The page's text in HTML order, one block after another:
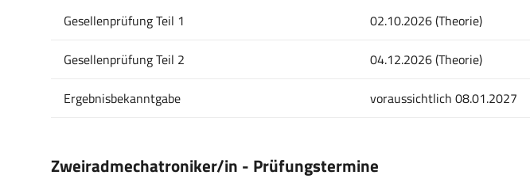
Gesellenprüfung Teil 1 02.10.2026 (Theorie)
Gesellenprüfung Teil 2 04.12.2026 (Theorie)
Ergebnisbekanntgabe voraussichtlich 08.01.2027
Zweiradmechatroniker/in - Prüfungstermine